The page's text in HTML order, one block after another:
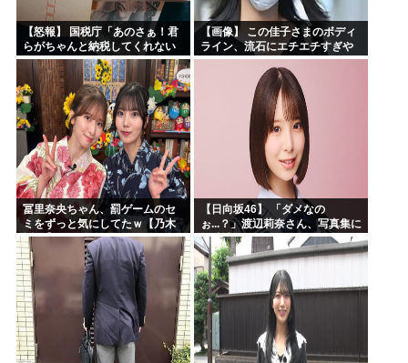
【怒報】 国税庁「あのさぁ！君
らがちゃんと納税してくれない
とこうなっちゃうけどどうす
る？！」←これw w w w w w w w
【画像】 この佳子さまのボディ
ライン、流石にエチエチすぎや
ろ！
冨里奈央ちゃん、罰ゲームのセ
ミをずっと気にしてたｗ【乃木
坂46】
【日向坂46】 「ダメなの
ぉ...？」渡辺莉奈さん、写真集に
興味津々